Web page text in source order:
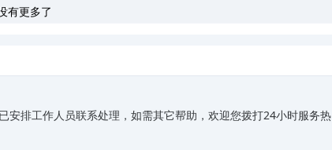
有更多了
安排工作人员联系处理，如需其它帮助，欢迎您拨打24小时服务热